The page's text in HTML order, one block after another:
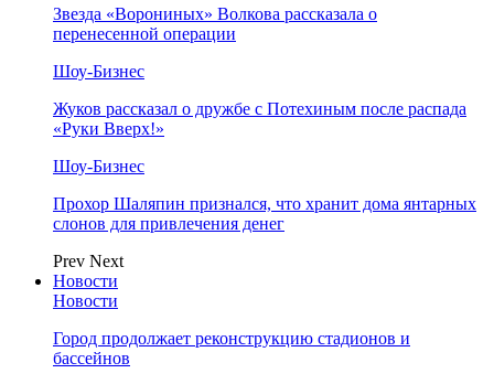
Звезда «Ворониных» Волкова рассказала о
перенесенной операции
Шоу-Бизнес
Жуков рассказал о дружбе с Потехиным после распада
«Руки Вверх!»
Шоу-Бизнес
Прохор Шаляпин признался, что хранит дома янтарных
слонов для привлечения денег
Prev Next
Новости
Новости
Город продолжает реконструкцию стадионов и
бассейнов